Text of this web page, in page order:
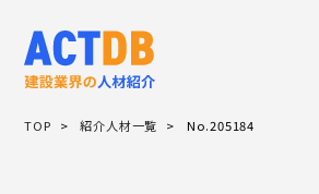
TOP 紹介人材一覧 No.205184